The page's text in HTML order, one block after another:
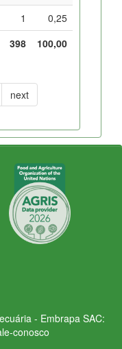
1
0,25
398
100,00
next
- Embrapa SAC:
conosco